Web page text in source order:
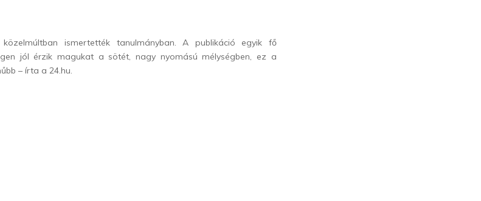
ismertették tanulmányban. A publikáció egyik fő
jól érzik magukat a sötét, nagy nyomású mélységben, ez a
– írta a 24.hu.